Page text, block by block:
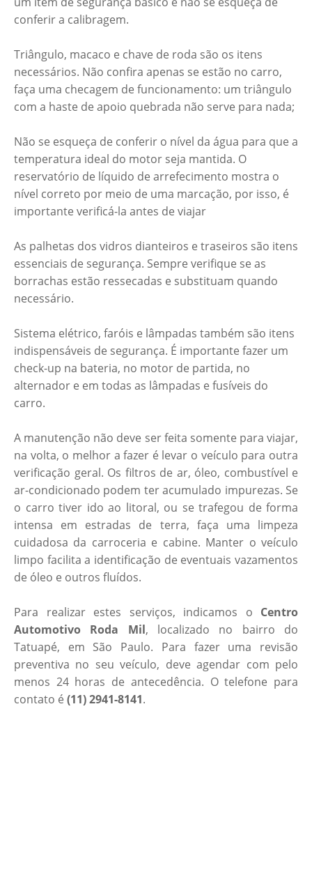
conferir a calibragem.
Triângulo, macaco e chave de roda são os itens
necessários. Não confira apenas se estão no carro,
faça uma checagem de funcionamento: um triângulo
com a haste de apoio quebrada não serve para nada;
Não se esqueça de conferir o nível da água para que a
temperatura ideal do motor seja mantida. O
reservatório de líquido de arrefecimento mostra o
nível correto por meio de uma marcação, por isso, é
importante verificá-la antes de viajar
As palhetas dos vidros dianteiros e traseiros são itens
essenciais de segurança. Sempre verifique se as
borrachas estão ressecadas e substituam quando
necessário.
Sistema elétrico, faróis e lâmpadas também são itens
indispensáveis de segurança. É importante fazer um
check-up na bateria, no motor de partida, no
alternador e em todas as lâmpadas e fusíveis do
carro.
A manutenção não deve ser feita somente para viajar,
na volta, o melhor a fazer é levar o veículo para outra
verificação geral. Os filtros de ar, óleo, combustível e
ar-condicionado podem ter acumulado impurezas. Se
o carro tiver ido ao litoral, ou se trafegou de forma
intensa em estradas de terra, faça uma limpeza
cuidadosa da carroceria e cabine. Manter o veículo
limpo facilita a identificação de eventuais vazamentos
de óleo e outros fluídos.
Para realizar estes serviços, indicamos o Centro
Automotivo Roda Mil, localizado no bairro do
Tatuapé, em São Paulo. Para fazer uma revisão
preventiva no seu veículo, deve agendar com pelo
menos 24 horas de antecedência. O telefone para
contato é (11) 2941-8141.